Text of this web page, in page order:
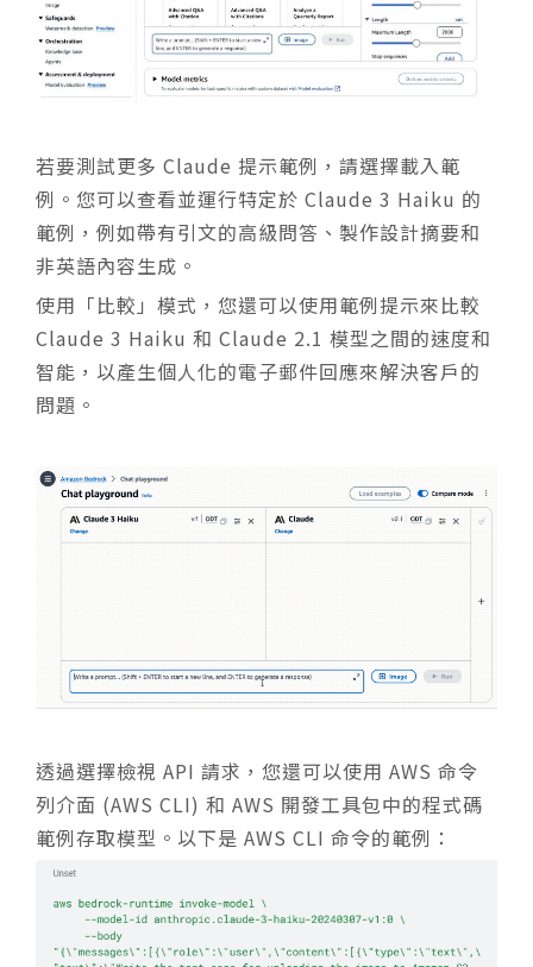
若要測試更多 Claude 提示範例，請選擇載入範
例。您可以查看並運行特定於 Claude 3 Haiku 的
範例，例如帶有引文的高級問答、製作設計摘要和
非英語內容生成。
使用「比較」模式，您還可以使用範例提示來比較
Claude 3 Haiku 和 Claude 2.1 模型之間的速度和
智能，以產生個人化的電子郵件回應來解決客戶的
問題。
透過選擇檢視 API 請求，您還可以使用 AWS 命令​​
列介面 (AWS CLI) 和 AWS 開發工具包中的程式碼
範例存取模型。以下是 AWS CLI 命令的範例：